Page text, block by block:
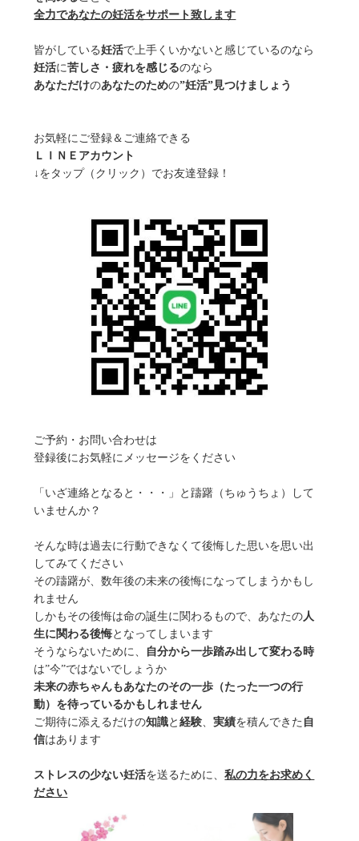
全力であなたの妊活をサポート致します
皆がしている妊活で上手くいかないと感じているのなら
妊活に苦しさ・疲れを感じるのなら
あなただけのあなたのための”妊活”見つけましょう
お気軽にご登録＆ご連絡できる
ＬＩＮＥアカウント
↓をタップ（クリック）でお友達登録！
ご予約・お問い合わせは
登録後にお気軽にメッセージをください
「いざ連絡となると・・・」と躊躇（ちゅうちょ）して
いませんか？
そんな時は過去に行動できなくて後悔した思いを思い出
してみてください
その躊躇が、数年後の未来の後悔になってしまうかもし
れません
しかもその後悔は命の誕生に関わるもので、あなたの人
生に関わる後悔となってしまいます
そうならないために、
自分から一歩踏み出して変わる時
は”今”ではないでしょうか
未来の赤ちゃんもあなたのその一歩（たった一つの行
動）を待っているかもしれません
ご期待に添えるだけの知識と経験、実績を積んできた 自
信はあります
ストレスの少ない妊活を送るために、私の力をお求めく
ださい